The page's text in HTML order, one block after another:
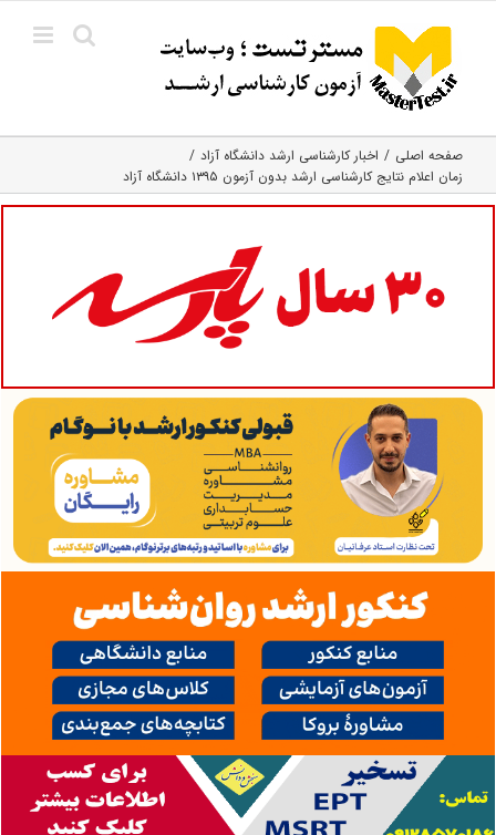
content
صفحه اصلی
اخبار کارشناسی ارشد دانشگاه آزاد
زمان اعلام نتایج کارشناسی ارشد بدون آزمون ۱۳۹۵ دانشگاه آزاد